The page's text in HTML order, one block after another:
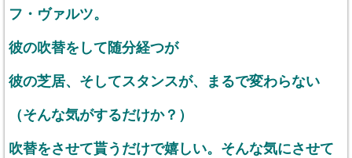
フ・ヴァルツ。
彼の吹替をして随分経つが
彼の芝居、そしてスタンスが、まるで変わらない
（そんな気がするだけか？）
吹替をさせて貰うだけで嬉しい。そんな気にさせて